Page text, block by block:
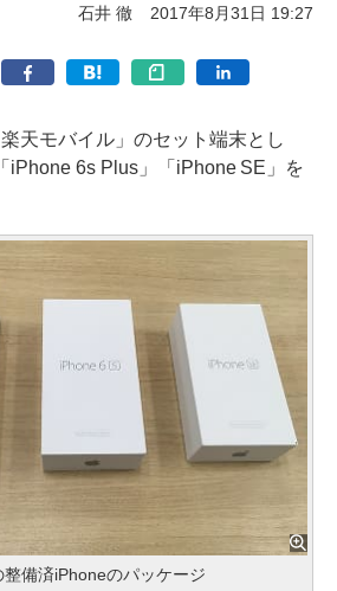
石井 徹 2017年8月31日 19:27
天モバイル」のセット端末とし
iPhone 6s Plus」「iPhone SE」を
備済iPhoneのパッケージ